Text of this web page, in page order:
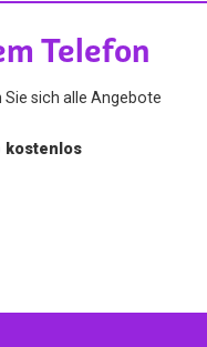
Telefon
Sie sich alle Angebote
kostenlos